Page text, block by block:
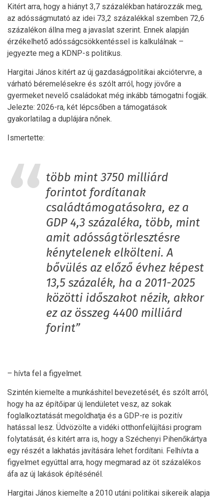
Kitért arra, hogy a hiányt 3,7 százalékban határozzák meg,
az adósságmutató az idei 73,2 százalékkal szemben 72,6
százalékon állna meg a javaslat szerint. Ennek alapján
érzékelhető adósságcsökkentéssel is kalkulálnak –
jegyezte meg a KDNP-s politikus.
Hargitai János kitért az új gazdaságpolitikai akciótervre, a
várható béremelésekre és szólt arról, hogy jövőre a
gyermeket nevelő családokat még inkább támogatni fogják.
Jelezte: 2026-ra, két lépcsőben a támogatások
gyakorlatilag a duplájára nőnek.
Ismertette:
több mint 3750 milliárd
forintot fordítanak
családtámogatásokra, ez a
GDP 4,3 százaléka, több, mint
amit adósságtörlesztésre
kénytelenek elkölteni. A
bővülés az előző évhez képest
13,5 százalék, ha a 2011-2025
közötti időszakot nézik, akkor
ez az összeg 4400 milliárd
forint”
– hívta fel a figyelmet.
Szintén kiemelte a munkáshitel bevezetését, és szólt arról,
hogy ha az építőipar új lendületet vesz, az sokak
foglalkoztatását megoldhatja és a GDP-re is pozitív
hatással lesz. Üdvözölte a vidéki otthonfelújítási program
folytatását, és kitért arra is, hogy a Széchenyi Pihenőkártya
egy részét a lakhatás javítására lehet fordítani. Felhívta a
figyelmet egyúttal arra, hogy megmarad az öt százalékos
áfa az új lakások építésénél.
Hargitai János kiemelte a 2010 utáni politikai sikereik alapja